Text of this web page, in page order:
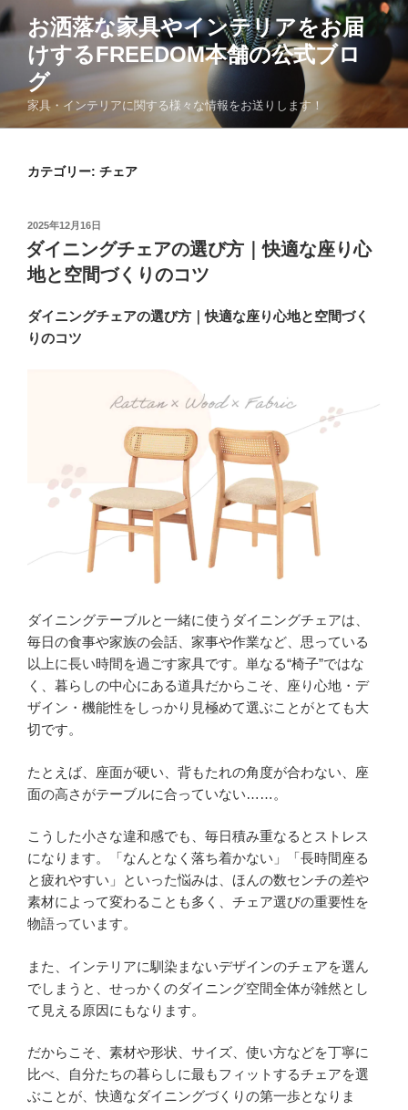
コ
ン
ツ
お洒落な家具やインテリアをお届
けするFREEDOM本舗の公式ブロ
グ
家具・インテリアに関する様々な情報をお送りします！
カテゴリー: チェア
投
稿
日:
2025年12月16日
ダイニングチェアの選び方｜快適な座り心
地と空間づくりのコツ
ダイニングチェアの選び方｜快適な座り心地と空間づく
りのコツ
ダイニングテーブルと一緒に使うダイニングチェアは、
毎日の食事や家族の会話、家事や作業など、思っている
以上に長い時間を過ごす家具です。単なる“椅子”ではな
く、暮らしの中心にある道具だからこそ、座り心地・デ
ザイン・機能性をしっかり見極めて選ぶことがとても大
切です。
たとえば、座面が硬い、背もたれの角度が合わない、座
面の高さがテーブルに合っていない……。
こうした小さな違和感でも、毎日積み重なるとストレス
になります。「なんとなく落ち着かない」「長時間座る
と疲れやすい」といった悩みは、ほんの数センチの差や
素材によって変わることも多く、チェア選びの重要性を
物語っています。
また、インテリアに馴染まないデザインのチェアを選ん
でしまうと、せっかくのダイニング空間全体が雑然とし
て見える原因にもなります。
だからこそ、素材や形状、サイズ、使い方などを丁寧に
比べ、自分たちの暮らしに最もフィットするチェアを選
ぶことが、快適なダイニングづくりの第一歩となりま